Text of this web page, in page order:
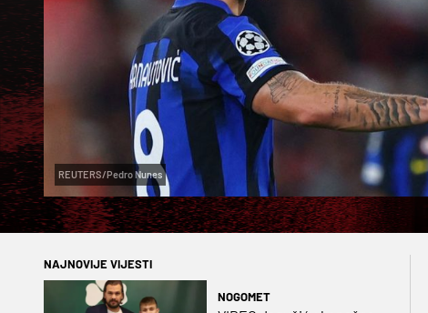
REUTERS/Pedro Nunes
NAJNOVIJE VIJESTI
NOGOMET